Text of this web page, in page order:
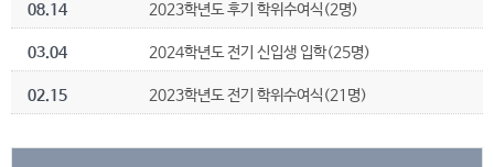
08.14 2023학년도 후기 학위수여식(2명)
03.04 2024학년도 전기 신입생 입학(25명)
02.15 2023학년도 전기 학위수여식(21명)